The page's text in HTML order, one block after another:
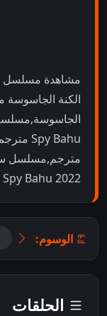
مشاهدة مسلسل
الكنة
مترجم,مسلسل
Spy Bahu 2022 مترجم بجودة عالية
الوسوم:
الحلقات